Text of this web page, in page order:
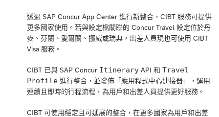
透過 SAP Concur App Center 進行新整合，CIBT 服務可提供
更多國家使用。若與設定檔關聯的 Concur Travel 設定位於丹
麥、芬蘭、愛爾蘭、挪威或瑞典，出差人員現也可使用 CIBT
Visa 服務。
CIBT 已與 SAP Concur Itinerary API 和 Travel
Profile 進行整合，並發佈「應用程式中心連接器」，運用
連續且即時的行程流程，為用戶和出差人員提供更好服務。
CIBT 可使用穩定且可延展的整合，在更多國家為用戶和出差